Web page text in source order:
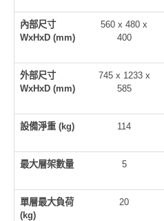
內部尺寸
WxHxD (mm)
560 x 480 x
400
外部尺寸
WxHxD (mm)
745 x 1233 x
585
設備淨重 (kg) 114
最大層架數量 5
單層最大負荷
(kg)
20